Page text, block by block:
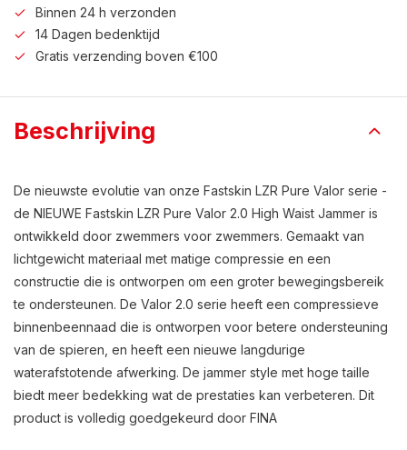
Binnen 24 h verzonden
14 Dagen bedenktijd
Gratis verzending boven €100
Beschrijving
De nieuwste evolutie van onze Fastskin LZR Pure Valor serie -
de NIEUWE Fastskin LZR Pure Valor 2.0 High Waist Jammer is
ontwikkeld door zwemmers voor zwemmers. Gemaakt van
lichtgewicht materiaal met matige compressie en een
constructie die is ontworpen om een groter bewegingsbereik
te ondersteunen. De Valor 2.0 serie heeft een compressieve
binnenbeennaad die is ontworpen voor betere ondersteuning
van de spieren, en heeft een nieuwe langdurige
waterafstotende afwerking. De jammer style met hoge taille
biedt meer bedekking wat de prestaties kan verbeteren. Dit
product is volledig goedgekeurd door FINA